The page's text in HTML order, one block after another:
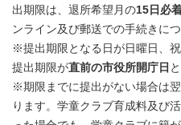
出期限は、退所希望月の15日必
ンライン及び郵送での手続きに
※提出期限となる日が日曜日、
提出期限が直前の市役所開庁日
※期限までに提出がない場合は
ります。学童クラブ育成料及び